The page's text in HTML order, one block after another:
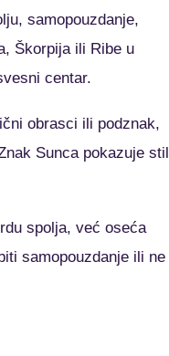
samopouzdanje,
Škorpija ili Ribe u
centar.
obrasci ili podznak,
Sunca pokazuje stil
spolja, već oseća
samopouzdanje ili ne